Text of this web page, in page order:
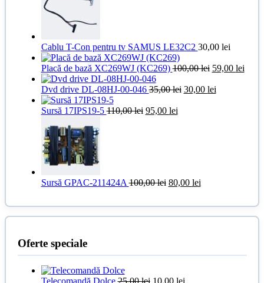
Cablu T-Con pentru tv SAMUS LE32C2 30,00 lei
Placă de bază XC269WJ (KC269)100,00lei Prețul
a
59,00 lei
Dvd drive DL-08HJ-00-04635,00lei Prețul
30,00 leiPrețul
Sursă 17IPS19-5110,00lei Prețul
95,00 leiPrețul
Sursă GPAC-211424A100,00lei Prețul
fost:
80,00 leiPrețul
80,00 lei.
Oferte speciale
Telecomandă Dolce25,00lei Prețul
10,00 leiPrețul